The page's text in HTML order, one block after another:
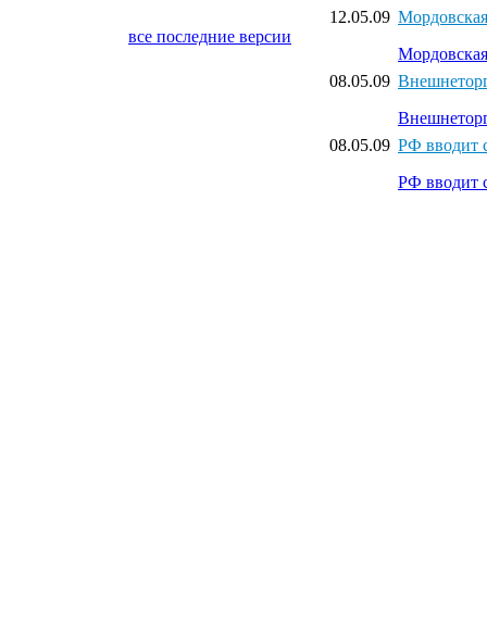
все последние версии
12.05.09
08.05.09
08.05.09 РФ вводит
РФ вводит